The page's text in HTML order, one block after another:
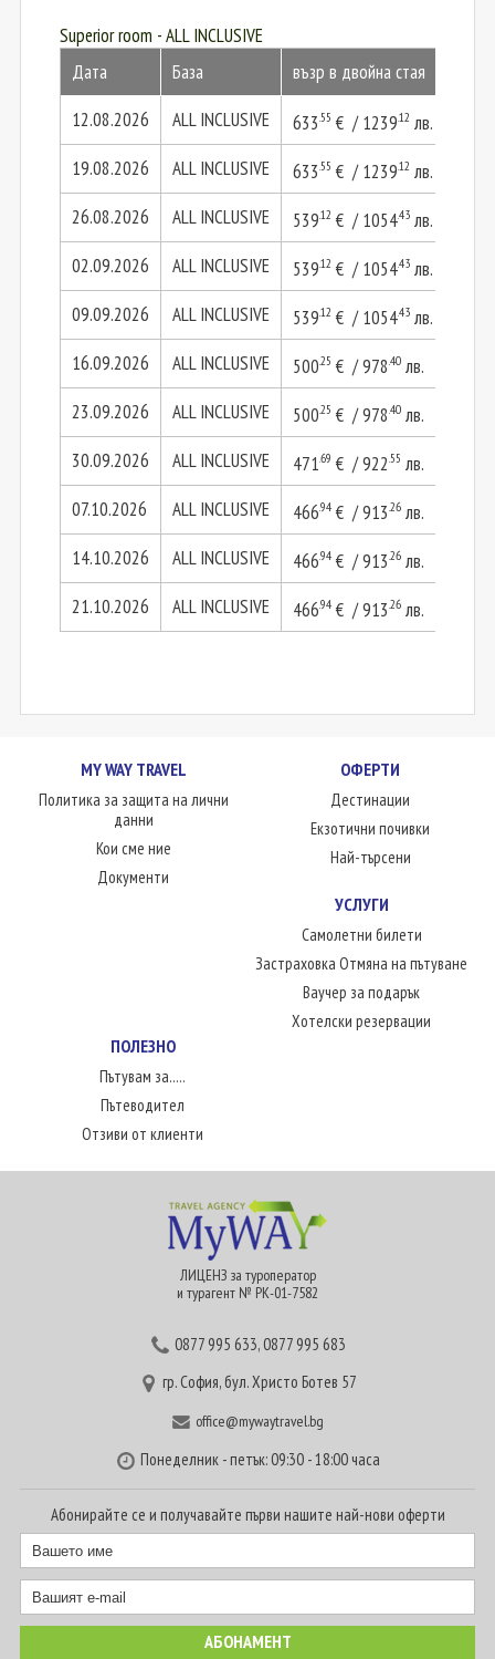
Superior room - ALL INCLUSIVE
Дата
База възр в двойна стая
12.08.2026
ALL INCLUSIVE 633.55 € / 1239.12 лв.
19.08.2026 ALL INCLUSIVE 633.55 € / 1239.12 лв.
26.08.2026 ALL INCLUSIVE 539.12 € / 1054.43лв.
02.09.2026 ALL INCLUSIVE 539.12 € / 1054.43лв.
09.09.2026 ALL INCLUSIVE 539.12 € / 1054.43лв.
16.09.2026 ALL INCLUSIVE 500.25 € / 978.40лв.
23.09.2026 ALL INCLUSIVE 500.25 € / 978.40лв.
30.09.2026 ALL INCLUSIVE 471.69 € / 922.55 лв.
07.10.2026
ALL INCLUSIVE 466.94€ / 913.26лв.
14.10.2026
ALL INCLUSIVE 466.94€ / 913.26лв.
21.10.2026
ALL INCLUSIVE 466.94€ / 913.26лв.
MY WAY TRAVEL
Политика за защита на лични
данни
Кои сме ние
Документи
ОФЕРТИ
Дестинации
Екзотични почивки
Най-търсени
УСЛУГИ
Самолетни билети
Застраховка Отмяна на пътуване
Ваучер за подарък
Хотелски резервации
ПОЛЕЗНО
Пътувам за.....
Пътеводител
Отзиви от клиенти
ЛИЦЕНЗ за туроператор
и турагент № РК-01-7582
0877 995 633,0877 995 683
гр. София, бул. Христо Ботев 57
office@mywaytravel.bg
Понеделник - петък: 09:30 - 18:00 часа
Абонирайте се и получавайте първи нашите най-нови оферти